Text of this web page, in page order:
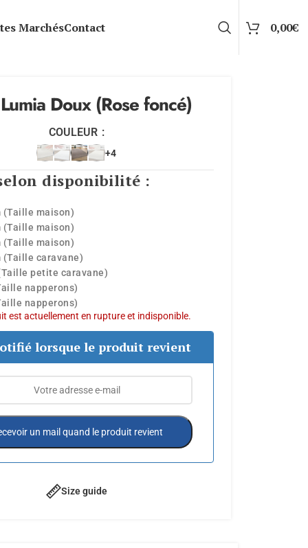
MarchésContact 0,00€
Doux (Rose foncé)
COULEUR
+4
disponibilité :
(Taille maison)
(Taille maison)
(Taille maison)
(Taille caravane)
petite caravane)
napperons)
napperons)
est actuellement en rupture et indisponible.
lorsque le produit revient
un mail quand le produit revient
Size guide